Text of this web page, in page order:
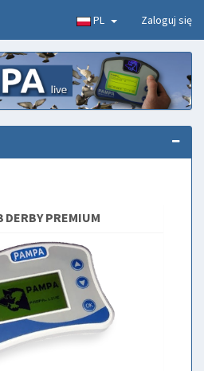
PL Zaloguj się
DERBY PREMIUM